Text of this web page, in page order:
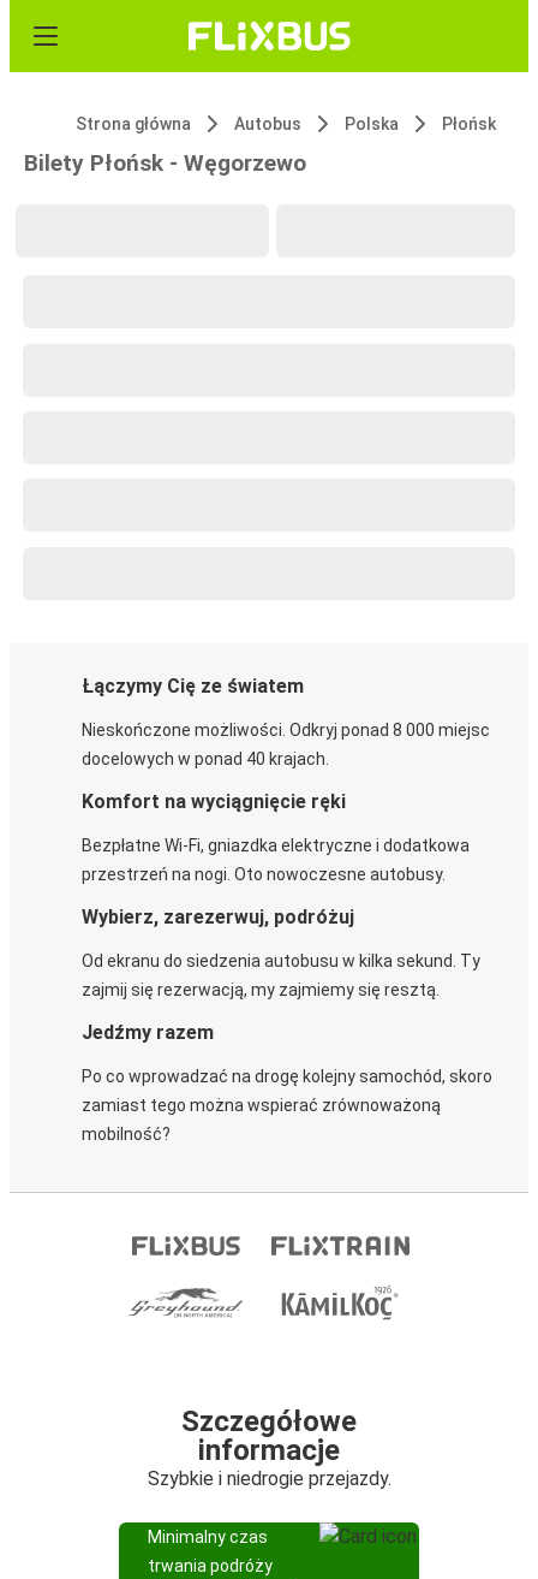
Strona główna Autobus Polska Płońsk
Bilety Płońsk - Węgorzewo
Łączymy Cię ze światem
Nieskończone możliwości. Odkryj ponad 8 000 miejsc
docelowych w ponad 40 krajach.
Komfort na wyciągnięcie ręki
Bezpłatne Wi-Fi, gniazdka elektryczne i dodatkowa
przestrzeń na nogi. Oto nowoczesne autobusy.
Wybierz, zarezerwuj, podróżuj
Od ekranu do siedzenia autobusu w kilka sekund. Ty
zajmij się rezerwacją, my zajmiemy się resztą.
Jedźmy razem
Po co wprowadzać na drogę kolejny samochód, skoro
zamiast tego można wspierać zrównoważoną
mobilność?
Szczegółowe
informacje
Szybkie i niedrogie przejazdy.
Minimalny czas
trwania podróży